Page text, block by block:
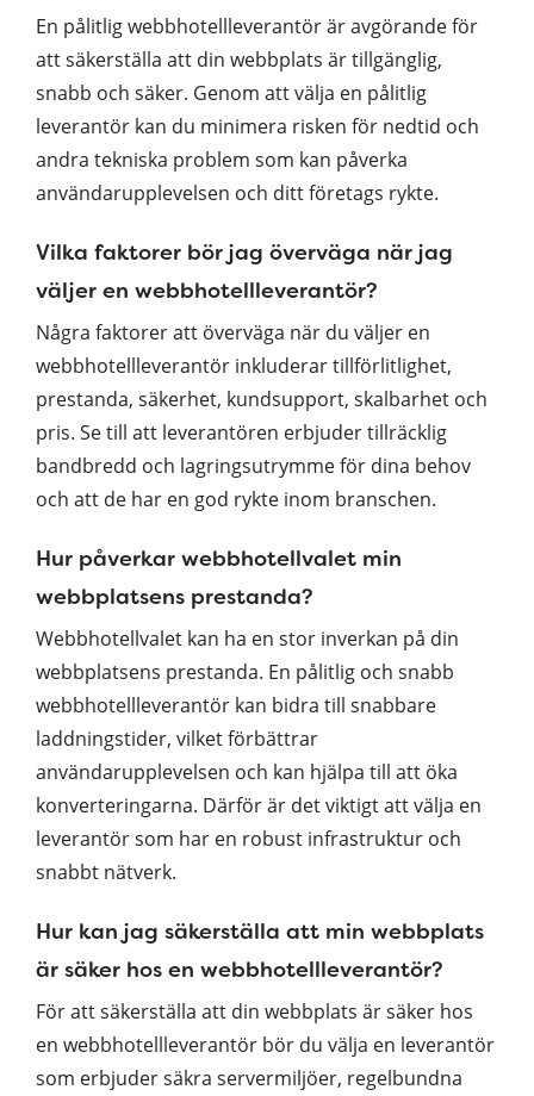
En pålitlig webbhotellleverantör är avgörande för
att säkerställa att din webbplats är tillgänglig,
snabb och säker. Genom att välja en pålitlig
leverantör kan du minimera risken för nedtid och
andra tekniska problem som kan påverka
användarupplevelsen och ditt företags rykte.
Vilka faktorer bör jag överväga när jag
väljer en webbhotellleverantör?
Några faktorer att överväga när du väljer en
webbhotellleverantör inkluderar tillförlitlighet,
prestanda, säkerhet, kundsupport, skalbarhet och
pris. Se till att leverantören erbjuder tillräcklig
bandbredd och lagringsutrymme för dina behov
och att de har en god rykte inom branschen.
Hur påverkar webbhotellvalet min
webbplatsens prestanda?
Webbhotellvalet kan ha en stor inverkan på din
webbplatsens prestanda. En pålitlig och snabb
webbhotellleverantör kan bidra till snabbare
laddningstider, vilket förbättrar
användarupplevelsen och kan hjälpa till att öka
konverteringarna. Därför är det viktigt att välja en
leverantör som har en robust infrastruktur och
snabbt nätverk.
Hur kan jag säkerställa att min webbplats
är säker hos en webbhotellleverantör?
För att säkerställa att din webbplats är säker hos
en webbhotellleverantör bör du välja en leverantör
som erbjuder säkra servermiljöer, regelbundna